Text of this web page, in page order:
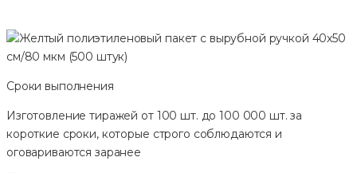
Сроки выполнения
Изготовление тиражей от 100 шт. до 100 000 шт. за
короткие сроки, которые строго соблюдаются и
оговариваются заранее